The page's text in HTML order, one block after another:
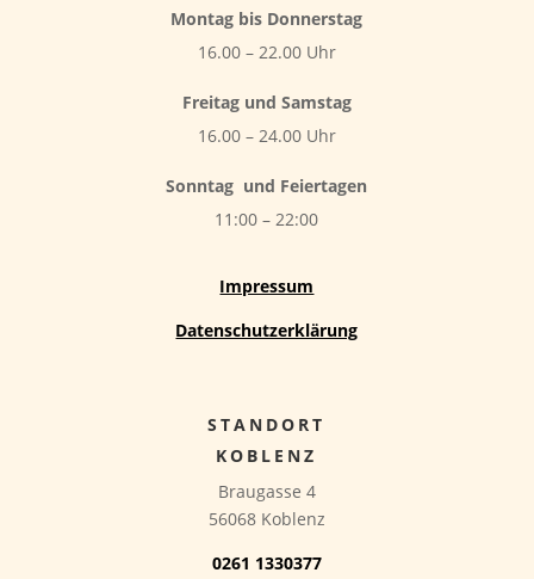
Montag bis Donnerstag
16.00 – 22.00 Uhr
Freitag und Samstag
16.00 – 24.00 Uhr
Sonntag und Feiertagen
11:00 – 22:00
Impressum
Datenschutzerklärung
STANDORT
KOBLENZ
Braugasse 4
56068 Koblenz
0261 1330377